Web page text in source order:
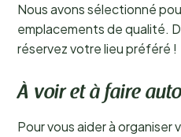
Nous avons sélectionné
emplacements de qualité.
réservez votre lieu préféré !
À voir et à faire
Pour vous aider à organiser